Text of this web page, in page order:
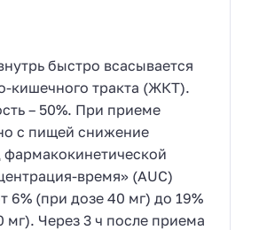
быстро всасывается
кишечного тракта (ЖКТ).
– 50%. При приеме
с пищей снижение
время» (AUC)
6% (при дозе 40 мг) до 19%
мг). Через 3 ч после приема